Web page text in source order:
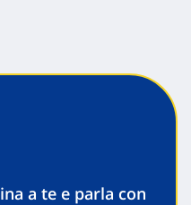
a te e parla con